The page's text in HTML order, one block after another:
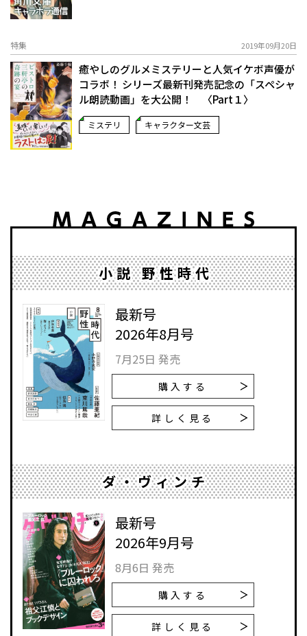
特集 2019年09月20日
癒やしのグルメミステリーと人気イケボ声優が
コラボ！ シリーズ最新刊発売記念の「スペシャ
ル朗読動画」を大公開！ 〈Part１〉
ミステリ キャラクター文芸
小説 野性時代
最新号
2026年8月号
7月25日 発売
購入する
詳しく見る
ダ・ヴィンチ
最新号
2026年9月号
8月6日 発売
購入する
詳しく見る